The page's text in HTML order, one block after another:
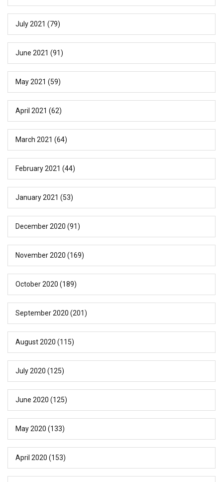
July 2021 (79)
June 2021 (91)
May 2021 (59)
April 2021 (62)
March 2021 (64)
February 2021 (44)
January 2021 (53)
December 2020 (91)
November 2020 (169)
October 2020 (189)
September 2020 (201)
August 2020 (115)
July 2020 (125)
June 2020 (125)
May 2020 (133)
April 2020 (153)